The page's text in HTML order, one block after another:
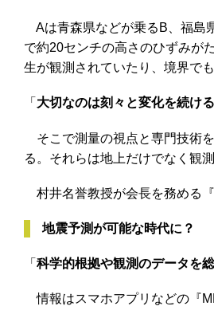
Aは青森県などが乗るB、福島
で約20センチの高さのひずみが
生が観測されていたり、境界で
「 大切なのは刻々と変化を続け
そこで測量の視点と専門技術
る。それらは地上だけでなく観
村井名誉教授が会長を務める
地震予測が可能な時代に？
「 科学的根拠や観測のデータを
情報はスマホアプリなどの『